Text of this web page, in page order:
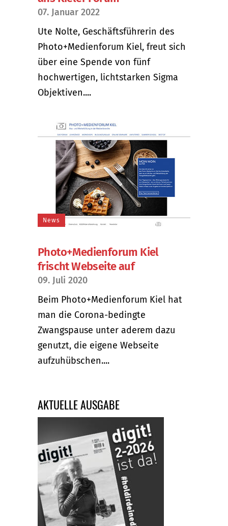
07. Januar 2022
Ute Nolte, Geschäftsführerin des
Photo+Medienforum Kiel, freut sich
über eine Spende von fünf
hochwertigen, lichtstarken Sigma
Objektiven....
News
Photo+Medienforum Kiel
frischt Webseite auf
09. Juli 2020
Beim Photo+Medienforum Kiel hat
man die Corona-bedingte
Zwangspause unter aderem dazu
genutzt, die eigene Webseite
aufzuhübschen....
AKTUELLE AUSGABE